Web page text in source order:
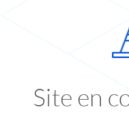
Site en